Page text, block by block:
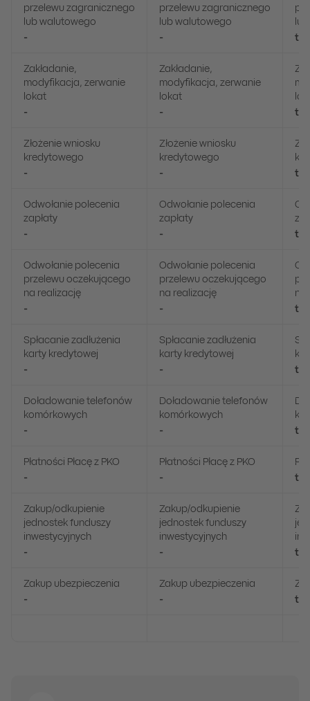
przelewu zagranicznego
lub walutowego
-
przelewu zagranicznego
lub walutowego
-
tak
Zakładanie,
modyfikacja, zerwanie
lokat
-
Zakładanie,
modyfikacja, zerwanie
lokat
-
tak
Złożenie wniosku
kredytowego
-
Złożenie wniosku
kredytowego
-
tak
Odwołanie polecenia
zapłaty
-
Odwołanie polecenia
zapłaty
-
tak
Odwołanie polecenia
przelewu oczekującego
na realizację
-
Odwołanie polecenia
przelewu oczekującego
na realizację
-
na
tak
Spłacanie zadłużenia
karty kredytowej
-
Spłacanie zadłużenia
karty kredytowej
-
tak
Doładowanie telefonów
komórkowych
-
Doładowanie telefonów
komórkowych
-
tak
Płatności Płacę z PKO
-
Płatności Płacę z PKO
-
tak
Zakup/odkupienie
jednostek funduszy
inwestycyjnych
-
Zakup/odkupienie
jednostek funduszy
inwestycyjnych
-
tak
Zakup ubezpieczenia
-
Zakup ubezpieczenia
-
tak